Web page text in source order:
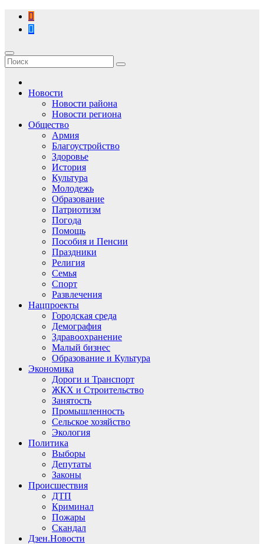
Перейти
содержимому
Новости
Новости района
Новости региона
Общество
Армия
Благоустройство
Здоровье
История
Культура
Молодежь
Образование
Патриотизм
Погода
Помощь
Пособия и Пенсии
Праздники
Религия
Семья
Спорт
Развлечения
Нацпроекты
Городская среда
Демография
Здравоохранение
Малый бизнес
Образование и Культура
Экономика
Дороги и Транспорт
ЖКХ и Строительство
Занятость
Промышленность
Сельское хозяйство
Экология
Политика
Выборы
Депутаты
Законы
Происшествия
ДТП
Криминал
Пожары
Скандал
Дзен.Новости